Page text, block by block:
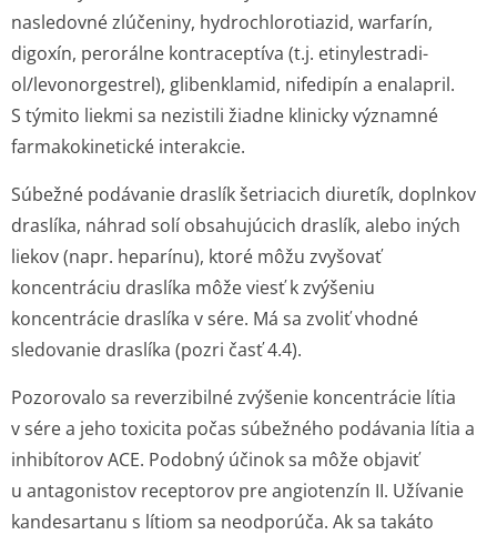
nasledovné zlúčeniny, hydrochlorotiazid, warfarín,
digoxín, perorálne kontraceptíva (t.j. etinylestradi­
ol/levonorges­trel), glibenklamid, nifedipín a enalapril.
S týmito liekmi sa nezistili žiadne klinicky významné
farmakokinetické interakcie.
Súbežné podávanie draslík šetriacich diuretík, doplnkov
draslíka, náhrad solí obsahujúcich draslík, alebo iných
liekov (napr. heparínu), ktoré môžu zvyšovať
koncentráciu draslíka môže viesť k zvýšeniu
koncentrácie draslíka v sére. Má sa zvoliť vhodné
sledovanie draslíka (pozri časť 4.4).
Pozorovalo sa reverzibilné zvýšenie koncentrácie lítia
v sére a jeho toxicita počas súbežného podávania lítia a
inhibítorov ACE. Podobný účinok sa môže objaviť
u antagonistov receptorov pre angiotenzín II. Užívanie
kandesartanu s lítiom sa neodporúča. Ak sa takáto